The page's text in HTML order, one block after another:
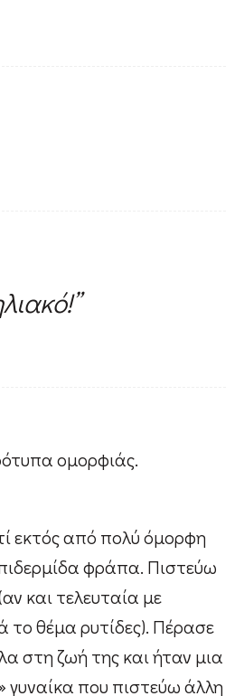
me
ομορφιάς.
εκτός από πολύ όμορφη
φράπα. Πιστεύω
και τελευταία με
το θέμα ρυτίδες). Πέρασε
στη ζωή της και ήταν μια
που πιστεύω άλλη